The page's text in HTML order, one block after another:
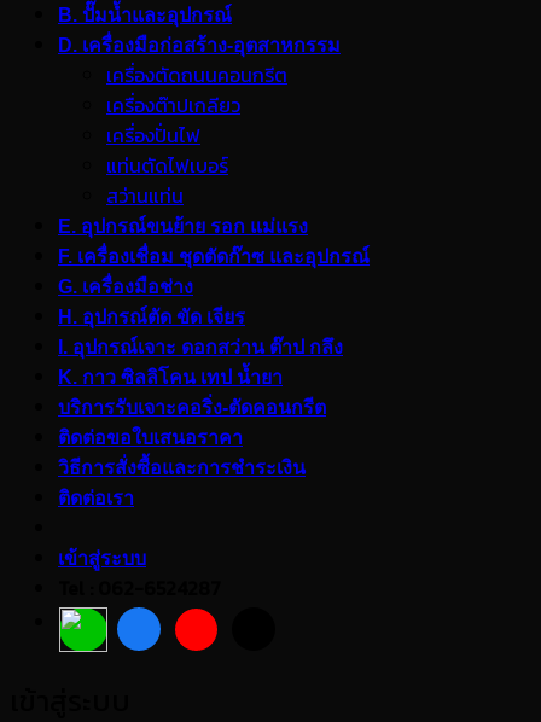
B. ปั๊มน้ำและอุปกรณ์
D. เครื่องมือก่อสร้าง-อุตสาหกรรม
เครื่องตัดถนนคอนกรีต
เครื่องต๊าปเกลียว
เครื่องปั่นไฟ
แท่นตัดไฟเบอร์
สว่านแท่น
E. อุปกรณ์ขนย้าย รอก แม่แรง
F. เครื่องเชื่อม ชุดตัดก๊าซ และอุปกรณ์
G. เครื่องมือช่าง
H. อุปกรณ์ตัด ขัด เจียร
I. อุปกรณ์เจาะ ดอกสว่าน ต๊าป กลึง
K. กาว ซิลลิโคน เทป น้ำยา
บริการรับเจาะคอริ่ง-ตัดคอนกรีต
ติดต่อขอใบเสนอราคา
วิธีการสั่งซื้อและการชำระเงิน
ติดต่อเรา
เข้าสู่ระบบ